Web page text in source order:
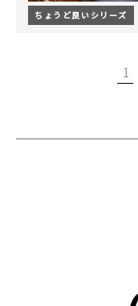
ちょうど良いシリーズ
1